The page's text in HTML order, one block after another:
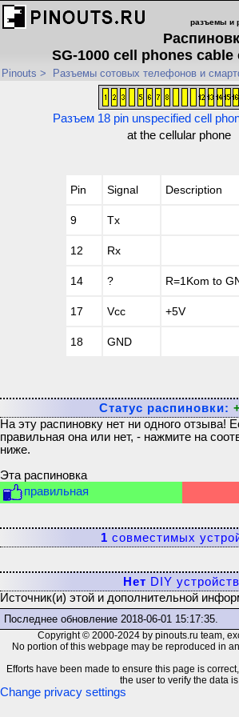
разъемы и
SG-1000 cell phones
Pinouts > Разъемы сотовых телефонов и
Разъем 18 pin unspecified cell
at the cellular phone
Pin Signal Description
9 Tx
12 Rx
14 ? R=1Kom to
17 Vcc +5V
18 GND
Статус распиновки:
На эту распиновку нет ни одного отзыва!
правильная она или нет, - нажмите на
ниже.
Эта распиновка
правильная
1 совместимых
Нет DIY устройств
Источник(и) этой и дополнительной
Последнее обновление 2018-06-01 15:17:35.
Copyright © 2000-2024 by pinouts.ru team,
No portion of this webpage may be reproduced in
Efforts have been made to ensure this page is
the user to verify the data
Change privacy settings